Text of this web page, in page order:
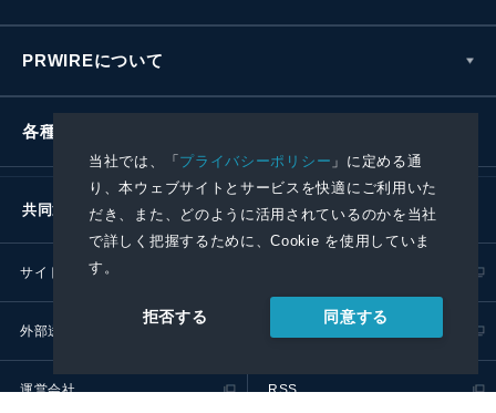
当社では、「プライバシーポリシー 」に定める通
り、本ウェブサイトとサービスを快適にご利用いた
だき、また、どのように活用されているのかを当社
で詳しく把握するために、Cookie を使用していま
す。
拒否する 同意する
PRWIREについて
各種お問い合わせ
共同通信社グループ
サイトポリシー
外部送信ポリシー プレスリリース取扱基準
運営会社 RSS